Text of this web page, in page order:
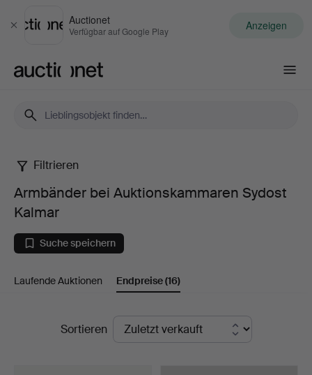
Schließen
Auctionet
Verfügbar auf Google Play Anzeigen
Armbänder
bei
Auktionskammaren
Sydost
Filtrieren
Armbänder bei Auktionskammaren Sydost
Kalmar
Suche speichern
Laufende Auktionen Endpreise(16)
EndpreiseSortieren